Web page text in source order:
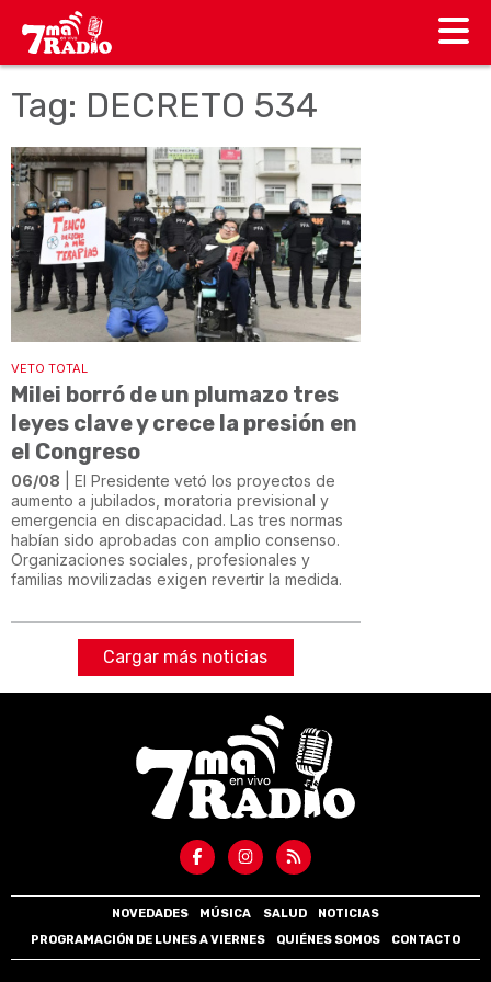
Tag: DECRETO 534
VETO TOTAL
Milei borró de un plumazo tres
leyes clave y crece la presión en
el Congreso
06/08 | El Presidente vetó los proyectos de
aumento a jubilados, moratoria previsional y
emergencia en discapacidad. Las tres normas
habían sido aprobadas con amplio consenso.
Organizaciones sociales, profesionales y
familias movilizadas exigen revertir la medida.
Cargar más noticias
NOVEDADES MÚSICA SALUD
NOTICIAS
PROGRAMACIÓN DE LUNES A VIERNES
QUIÉNES SOMOS CONTACTO